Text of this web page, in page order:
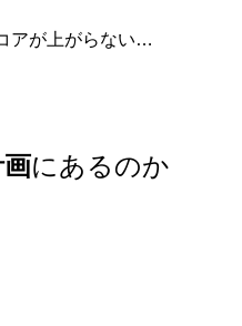
アが上がらない…
にあるのか